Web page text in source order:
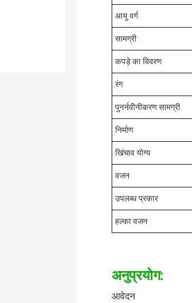
आयु वर्ग
सामग्री
कपड़े का विवरण
रंग
पुनर्नवीनीकरण सामग्री
निर्माण
खिंचाव योग्य
वजन
उपलब्ध प्रकार
हल्का वजन
अनुप्रयोग:
आवेदन